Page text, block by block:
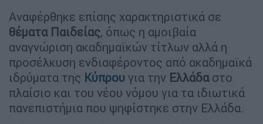
Αναφέρθηκε επίσης χαρακτηριστικά σε
θέματα Παιδείας, όπως η αμοιβαία
αναγνώριση ακαδημαϊκών τίτλων αλλά η
προσέλκυση ενδιαφέροντος από ακαδημαϊκά
ιδρύματα της Κύπρου για την Ελλάδαστο
πλαίσιο και του νέου νόμου για τα ιδιωτικά
πανεπιστήμια που ψηφίστηκε στην Ελλάδα.